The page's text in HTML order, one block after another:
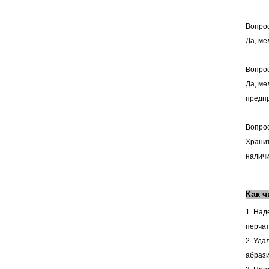
Да,
Да,
Как
1.
2.